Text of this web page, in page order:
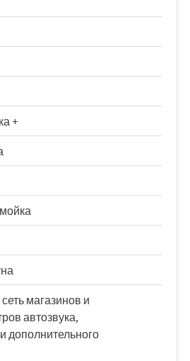
+
магазинов и
автозвука,
дополнительного